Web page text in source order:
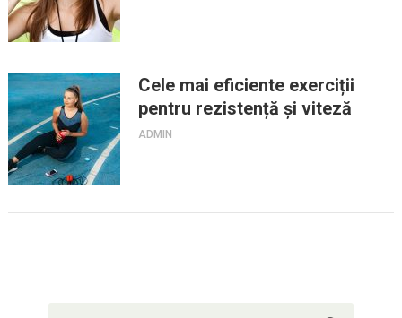
Cele mai eficiente exerciții
pentru rezistență și viteză
ADMIN